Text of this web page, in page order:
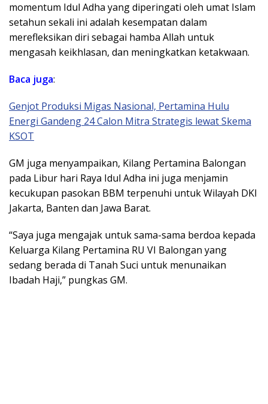
momentum Idul Adha yang diperingati oleh umat Islam
setahun sekali ini adalah kesempatan dalam
merefleksikan diri sebagai hamba Allah untuk
mengasah keikhlasan, dan meningkatkan ketakwaan.
Baca juga:
Genjot Produksi Migas Nasional, Pertamina Hulu
Energi Gandeng 24 Calon Mitra Strategis lewat Skema
KSOT
GM juga menyampaikan, Kilang Pertamina Balongan
pada Libur hari Raya Idul Adha ini juga menjamin
kecukupan pasokan BBM terpenuhi untuk Wilayah DKI
Jakarta, Banten dan Jawa Barat.
“Saya juga mengajak untuk sama-sama berdoa kepada
Keluarga Kilang Pertamina RU VI Balongan yang
sedang berada di Tanah Suci untuk menunaikan
Ibadah Haji,” pungkas GM.